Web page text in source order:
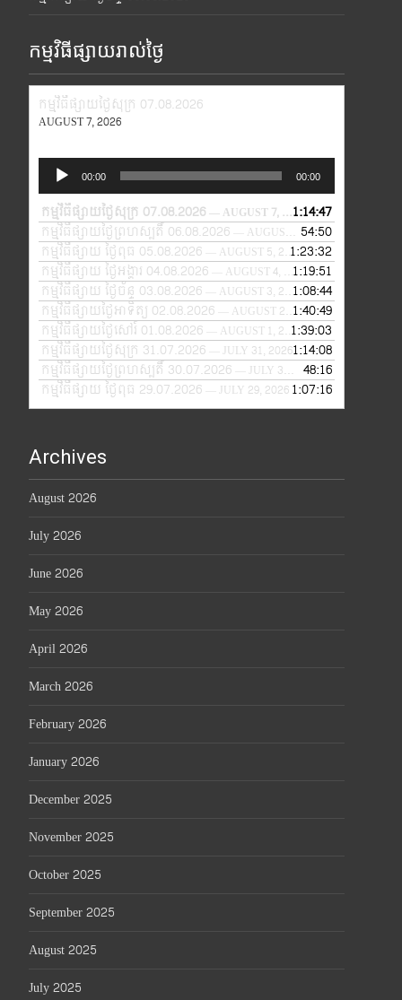
កម្មវិធីផ្សាយរាល់ថ្ងៃ
កម្មវិធីផ្សាយថ្ងៃសុក្រ 07.08.2026
AUGUST 7, 2026
Audio
Player
00:00 00:00
កម្មវិធីផ្សាយថ្ងៃសុក្រ 07.08.2026— AUGUST 7, 2026
1:14:47
កម្មវិធីផ្សាយថ្ងៃព្រហស្បតិ៍ 06.08.2026
— AUGUST 6, 2026
54:50
កម្មវិធីផ្សាយ ថ្ងៃពុធ 05.08.2026
— AUGUST 5, 2026 1:23:32
កម្មវិធីផ្សាយ ថ្ងៃអង្គារ 04.08.2026
— AUGUST 4, 2026
1:19:51
កម្មវិធីផ្សាយ ថ្ងៃច័ន្ទ 03.08.2026
— AUGUST 3, 2026 1:08:44
កម្មវិធីផ្សាយថ្ងៃអាទិត្យ 02.08.2026
— AUGUST 2, 2026 1:40:49
កម្មវិធីផ្សាយថ្ងៃសៅរ៍ 01.08.2026
— AUGUST 1, 2026 1:39:03
កម្មវិធីផ្សាយថ្ងៃសុក្រ 31.07.2026
— JULY 31, 20261:14:08
កម្មវិធីផ្សាយថ្ងៃព្រហស្បតិ៍ 30.07.2026
— JULY 30, 2026
48:16
កម្មវិធីផ្សាយ ថ្ងៃពុធ 29.07.2026
— JULY 29, 20261:07:16
Archives
August 2026
July 2026
June 2026
May 2026
April 2026
March 2026
February 2026
January 2026
December 2025
November 2025
October 2025
September 2025
August 2025
July 2025